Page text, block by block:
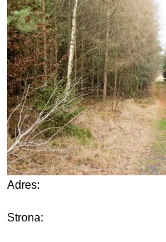
Adres:
Strona: